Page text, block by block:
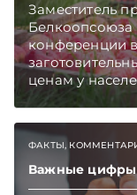
Заместитель
Белкоопсоюза
конференции
ценам у
закупают
как
Главное об
чем в
ФАКТЫ,
Важные цифры